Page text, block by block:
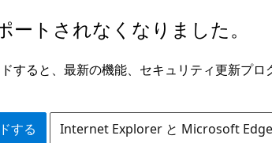
トされなくなりました。
すると、最新の機能、セキュリティ更新プロ
する Internet Explorer と Microsoft Edge